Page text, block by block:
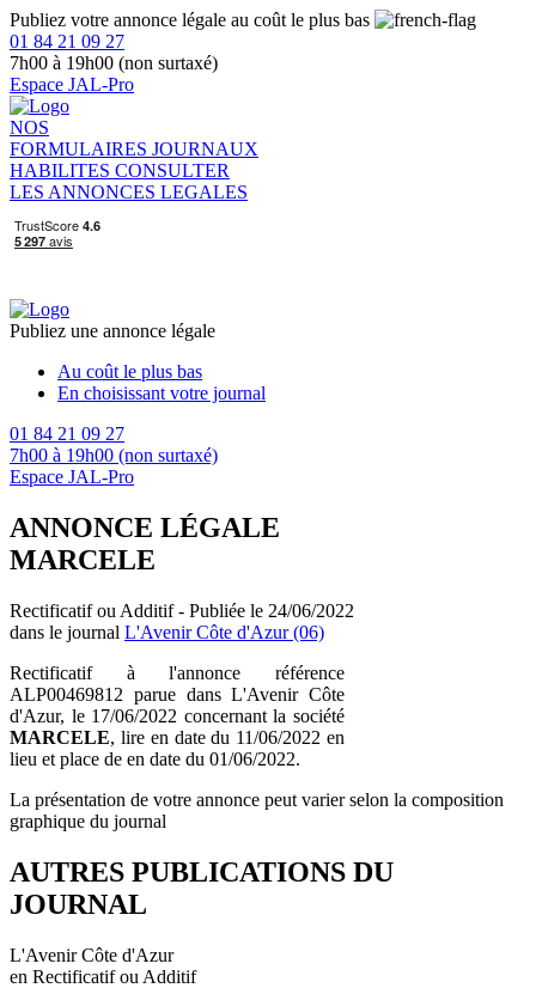
Publiez votre annonce légale au coût le plus bas
01 84 21 09 27
7h00 à 19h00 (non surtaxé)
Espace JAL-Pro
NOS
FORMULAIRES JOURNAUX
HABILITES CONSULTER
LES ANNONCES LEGALES
Publiez une annonce légale
Au coût le plus bas
En choisissant votre journal
01 84 21 09 27
7h00 à 19h00 (non surtaxé)
Espace JAL-Pro
ANNONCE LÉGALE
MARCELE
Rectificatif ou Additif - Publiée le 24/06/2022
dans le journal L'Avenir Côte d'Azur (06)
Rectificatif à l'annonce référence
ALP00469812 parue dans L'Avenir Côte
d'Azur, le 17/06/2022 concernant la société
MARCELE, lire en date du 11/06/2022 en
lieu et place de en date du 01/06/2022.
La présentation de votre annonce peut varier selon la composition
graphique du journal
AUTRES PUBLICATIONS DU
JOURNAL
L'Avenir Côte d'Azur
en Rectificatif ou Additif